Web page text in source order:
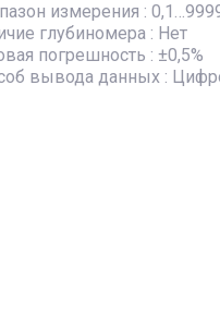
измерения :
глубиномера : Нет
погрешность : ±0,5%
вывода данных :